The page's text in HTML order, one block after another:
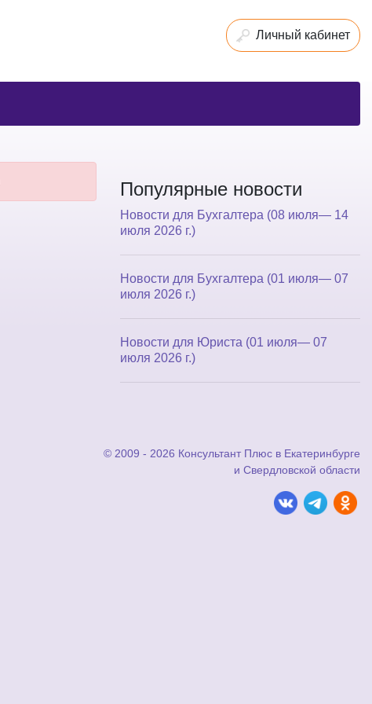
Личный кабинет
Популярные новости
Новости для Бухгалтера (08 июля— 14
июля 2026 г.)
Новости для Бухгалтера (01 июля— 07
июля 2026 г.)
Новости для Юриста (01 июля— 07
июля 2026 г.)
© 2009 - 2026 Консультант Плюс в Екатеринбурге
и Свердловской области